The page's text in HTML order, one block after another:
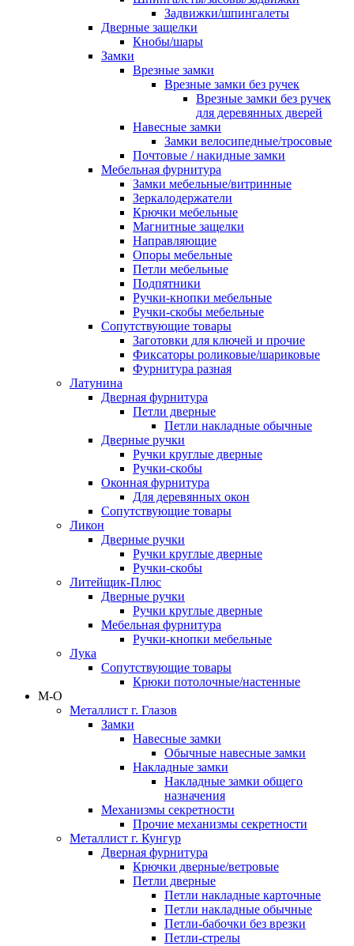
Задвижки/шпингалеты
Дверные защелки
Кнобы/шары
Замки
Врезные замки
Врезные замки без ручек
Врезные замки без ручек
для деревянных дверей
Навесные замки
Замки велосипедные/тросовые
Почтовые / накидные замки
Мебельная фурнитура
Замки мебельные/витринные
Зеркалодержатели
Крючки мебельные
Магнитные защелки
Направляющие
Опоры мебельные
Петли мебельные
Подпятники
Ручки-кнопки мебельные
Ручки-скобы мебельные
Сопутствующие товары
Заготовки для ключей и прочие
Фиксаторы роликовые/шариковые
Фурнитура разная
Латунина
Дверная фурнитура
Петли дверные
Петли накладные обычные
Дверные ручки
Ручки круглые дверные
Ручки-скобы
Оконная фурнитура
Для деревянных окон
Сопутствующие товары
Ликон
Дверные ручки
Ручки круглые дверные
Ручки-скобы
Литейщик-Плюс
Дверные ручки
Ручки круглые дверные
Мебельная фурнитура
Ручки-кнопки мебельные
Лука
Сопутствующие товары
Крюки потолочные/настенные
М-О
Металлист г. Глазов
Замки
Навесные замки
Обычные навесные замки
Накладные замки
Накладные замки общего
назначения
Механизмы секретности
Прочие механизмы секретности
Металлист г. Кунгур
Дверная фурнитура
Крючки дверные/ветровые
Петли дверные
Петли накладные карточные
Петли накладные обычные
Петли-бабочки без врезки
Петли-стрелы